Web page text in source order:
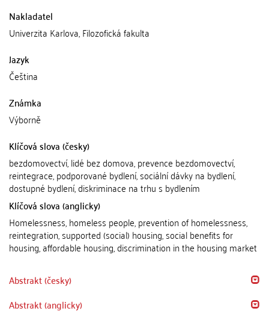
Nakladatel
Univerzita Karlova, Filozofická fakulta
Jazyk
Čeština
Známka
Výborně
Klíčová slova (česky)
bezdomovectví, lidé bez domova, prevence bezdomovectví,
reintegrace, podporované bydlení, sociální dávky na bydlení,
dostupné bydlení, diskriminace na trhu s bydlením
Klíčová slova (anglicky)
Homelessness, homeless people, prevention of homelessness,
reintegration, supported (social) housing, social benefits for
housing, affordable housing, discrimination in the housing market
Abstrakt (česky)
Abstrakt (anglicky)